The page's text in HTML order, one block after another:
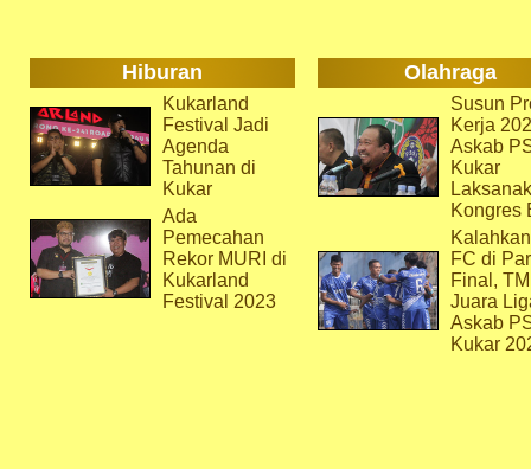
Hiburan Olahraga
Kukarland
Festival Jadi
Agenda
Tahunan di
Kukar
Ada
Pemecahan
Rekor MURI di
Kukarland
Festival 2023
Susun
Kerja
Askab
Kukar
Kongres
FC di
Final,
Juara
Askab
Kukar